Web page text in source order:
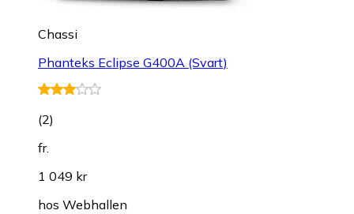
Chassi
Phanteks Eclipse G400A (Svart)
(2)
fr.
1 049 kr
hos Webhallen